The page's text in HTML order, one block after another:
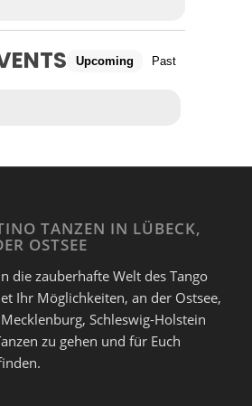
Upcoming Past
TANZEN IN LÜBECK,
OSTSEE
die zauberhafte Welt des Tango
Ihr Möglichkeiten, an der Ostsee,
Schleswig-Holstein
zu gehen und für Euch